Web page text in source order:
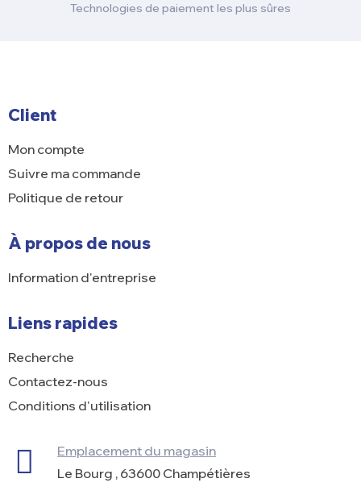
Technologies de paiement les plus sûres
Client
Mon compte
Suivre ma commande
Politique de retour
À propos de nous
Information d'entreprise
Liens rapides
Recherche
Contactez-nous
Conditions d'utilisation
Emplacement du magasin
Le Bourg , 63600 Champétières